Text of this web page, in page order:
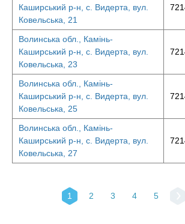
Каширський р-н, с. Видерта, вул.
Ковельська, 21
Волинська обл., Камінь-
Каширський р-н, с. Видерта, вул.
Ковельська, 23
Волинська обл., Камінь-
Каширський р-н, с. Видерта, вул.
Ковельська, 25
Волинська обл., Камінь-
Каширський р-н, с. Видерта, вул.
Ковельська, 27
1 2 3 4 5